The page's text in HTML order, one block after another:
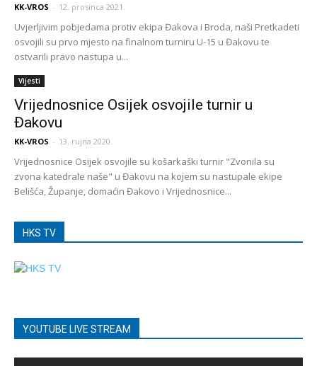
KK-VROS - 12. prosinca 2021.
Uvjerljivim pobjedama protiv ekipa Đakova i Broda, naši Pretkadeti
osvojili su prvo mjesto na finalnom turniru U-15 u Đakovu te
ostvarili pravo nastupa u...
Vijesti
Vrijednosnice Osijek osvojile turnir u
Đakovu
KK-VROS - 13. rujna 2020.
Vrijednosnice Osijek osvojile su košarkaški turnir "Zvonila su
zvona katedrale naše" u Đakovu na kojem su nastupale ekipe
Belišća, Županje, domaćin Đakovo i Vrijednosnice...
HKS TV
YOUTUBE LIVE STREAM